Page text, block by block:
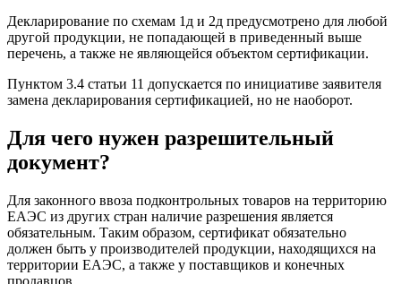
Декларирование по схемам 1д и 2д предусмотрено для любой
другой продукции, не попадающей в приведенный выше
перечень, а также не являющейся объектом сертификации.
Пунктом 3.4 статьи 11 допускается по инициативе заявителя
замена декларирования сертификацией, но не наоборот.
Для чего нужен разрешительный
документ?
Для законного ввоза подконтрольных товаров на территорию
ЕАЭС из других стран наличие разрешения является
обязательным. Таким образом, сертификат обязательно
должен быть у производителей продукции, находящихся на
территории ЕАЭС, а также у поставщиков и конечных